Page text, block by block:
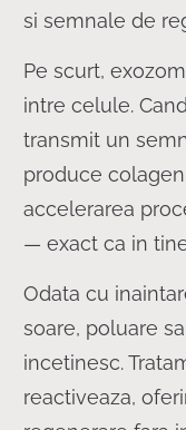
si semnale de
Pe scurt,
intre celule.
transmit un
produce
accelerarea
— exact ca in
Odata cu
soare, poluare
incetinesc.
reactiveaza,